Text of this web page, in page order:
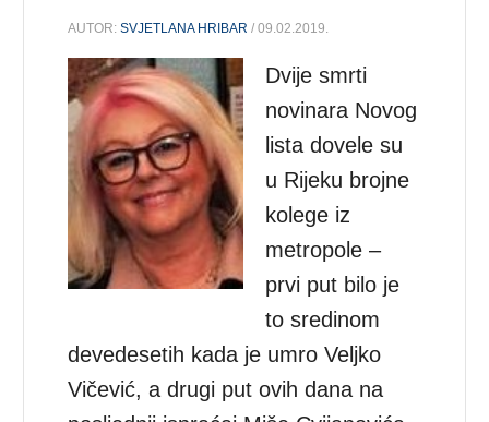
AUTOR:SVJETLANA HRIBAR / 09.02.2019.
Dvije smrti
novinara Novog
lista dovele su
u Rijeku brojne
kolege iz
metropole –
prvi put bilo je
to sredinom
devedesetih kada je umro Veljko
Vičević, a drugi put ovih dana na